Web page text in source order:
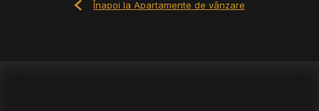
Înapoi la Apartamente de vânzare